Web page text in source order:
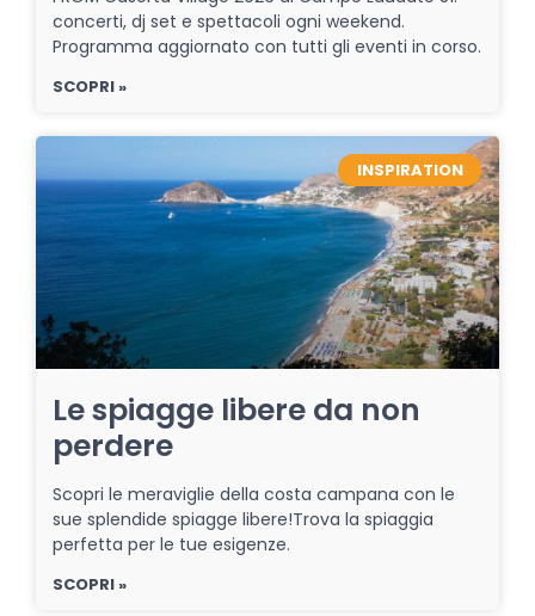
concerti, dj set e spettacoli ogni weekend.
Programma aggiornato con tutti gli eventi in corso.
SCOPRI »
INSPIRATION
Le spiagge libere da non
perdere
Scopri le meraviglie della costa campana con le
sue splendide spiagge libere!Trova la spiaggia
perfetta per le tue esigenze.
SCOPRI »